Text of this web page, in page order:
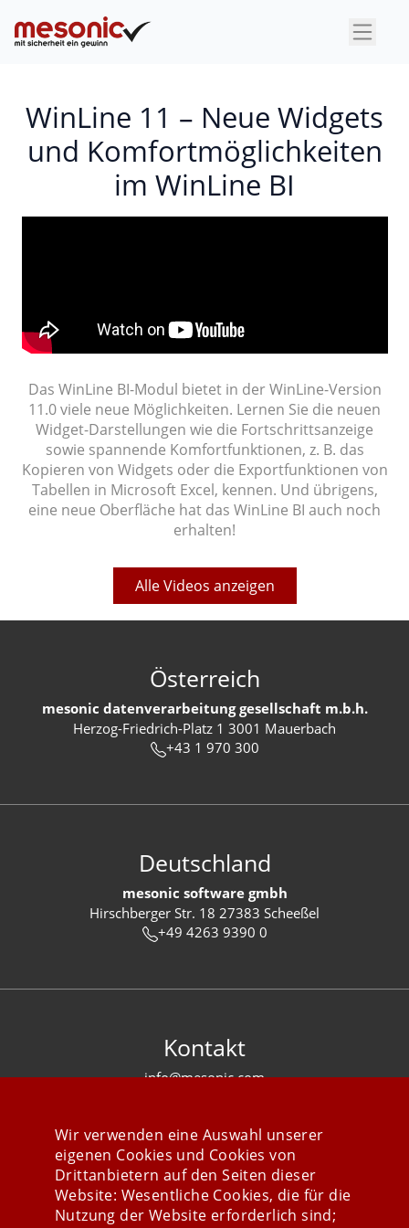
×
WinLine 11 – Neue Widgets
und Komfortmöglichkeiten
im WinLine BI
Das WinLine BI-Modul bietet in der WinLine-Version
11.0 viele neue Möglichkeiten. Lernen Sie die neuen
Widget-Darstellungen wie die Fortschrittsanzeige
sowie spannende Komfortfunktionen, z. B. das
Kopieren von Widgets oder die Exportfunktionen von
Tabellen in Microsoft Excel, kennen. Und übrigens,
eine neue Oberfläche hat das WinLine BI auch noch
erhalten!
Alle Videos anzeigen
Österreich
mesonic datenverarbeitung gesellschaft m.b.h.
Herzog-Friedrich-Platz 1 3001 Mauerbach
+43 1 970 300
Deutschland
mesonic software gmbh
Hirschberger Str. 18 27383 Scheeßel
+49 4263 9390 0
Kontakt
info@mesonic.com
Wir verwenden eine Auswahl unserer
eigenen Cookies und Cookies von
Drittanbietern auf den Seiten dieser
Website: Wesentliche Cookies, die für die
Nutzung der Website erforderlich sind;